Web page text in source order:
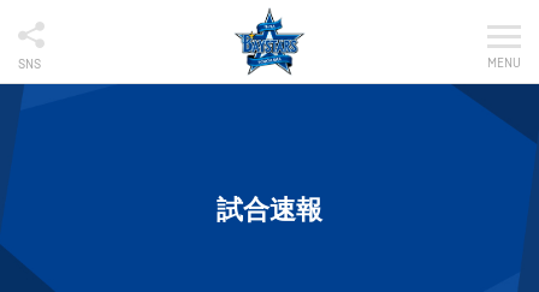
SNS MENU
試合速報